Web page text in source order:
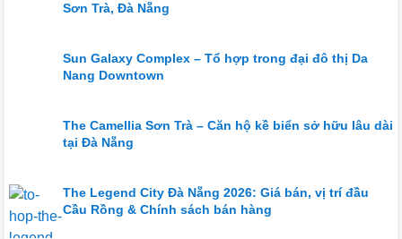
Sơn Trà, Đà Nẵng
Sun Galaxy Complex – Tổ hợp trong đại đô thị Da
Nang Downtown
The Camellia Sơn Trà – Căn hộ kề biển sở hữu lâu dài
tại Đà Nẵng
The Legend City Đà Nẵng 2026: Giá bán, vị trí đầu
Cầu Rồng & Chính sách bán hàng